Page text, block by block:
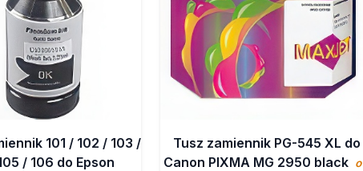
101 / 102 / 103 /
/ 106 do Epson
Tusz zamiennik PG-545 XL do
Canon PIXMA MG 2950 black o